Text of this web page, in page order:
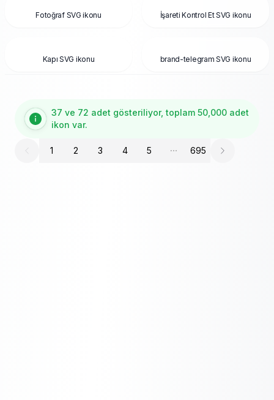
Fotoğraf SVG ikonu İşareti Kontrol Et SVG ikonu
Kapı SVG ikonu brand-telegram SVG ikonu
37 ve 72 adet gösteriliyor, toplam 50,000 adet
ikon var.
1 2 3 4 5 695